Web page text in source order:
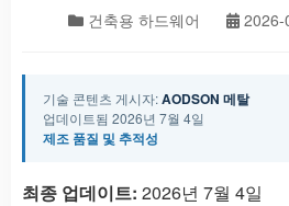
건축용 하드웨어 2026-
기술 콘텐츠 게시자:AODSON 메탈
업데이트됨 2026년 7월 4일
제조 품질 및 추적성
최종 업데이트: 2026년 7월 4일